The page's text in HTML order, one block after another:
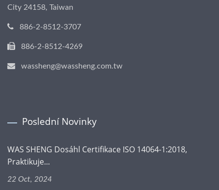
City 24158, Taiwan
886-2-8512-3707
886-2-8512-4269
wassheng@wassheng.com.tw
Poslední Novinky
WAS SHENG Dosáhl Certifikace ISO 14064-1:2018,
Praktikuje...
22 Oct, 2024